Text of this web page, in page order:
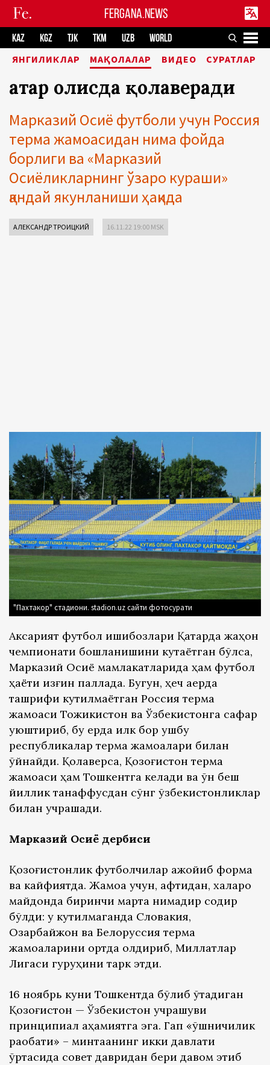
FERGANA.NEWS
KAZ KGZ TJK TKM UZB WORLD
ЯНГИЛИКЛАР МАҚОЛАЛАР ВИДЕО СУРАТЛАР
Қатар олисда қолаверади
Марказий Осиё футболи учун Россия
терма жамоасидан нима фойда
борлиги ва «Марказий
Осиёликларнинг ўзаро кураши»
қандай якунланиши ҳақида
АЛЕКСАНДР ТРОИЦКИЙ 16.11.22 19:00 MSK
"Пахтакор" стадиони. stadion.uz сайти фотосурати
Аксарият футбол ишқибозлари Қатарда жаҳон
чемпионати бошланишини кутаётган бўлса,
Марказий Осиё мамлакатларида ҳам футбол
ҳаёти қизғин паллада. Бугун, ҳеч қаерда
ташрифи кутилмаётган Россия терма
жамоаси Тожикистон ва Ўзбекистонга сафар
уюштириб, бу ерда илк бор ушбу
республикалар терма жамоалари билан
ўйнайди. Қолаверса, Қозоғистон терма
жамоаси ҳам Тошкентга келади ва ўн беш
йиллик танаффусдан сўнг ўзбекистонликлар
билан учрашади.
Марказий Осиё дербиси
Қозоғистонлик футболчилар ажойиб форма
ва кайфиятда. Жамоа учун, афтидан, халқаро
майдонда биринчи марта нимадир содир
бўлди: у кутилмаганда Словакия,
Озарбайжон ва Белоруссия терма
жамоаларини ортда қолдириб, Миллатлар
Лигаси гуруҳини тарк этди.
16 ноябрь куни Тошкентда бўлиб ўтадиган
Қозоғистон — Ўзбекистон учрашуви
принципиал аҳамиятга эга. Гап «қўшничилик
рақобати» – минтақанинг икки давлати
ўртасида совет давридан бери давом этиб